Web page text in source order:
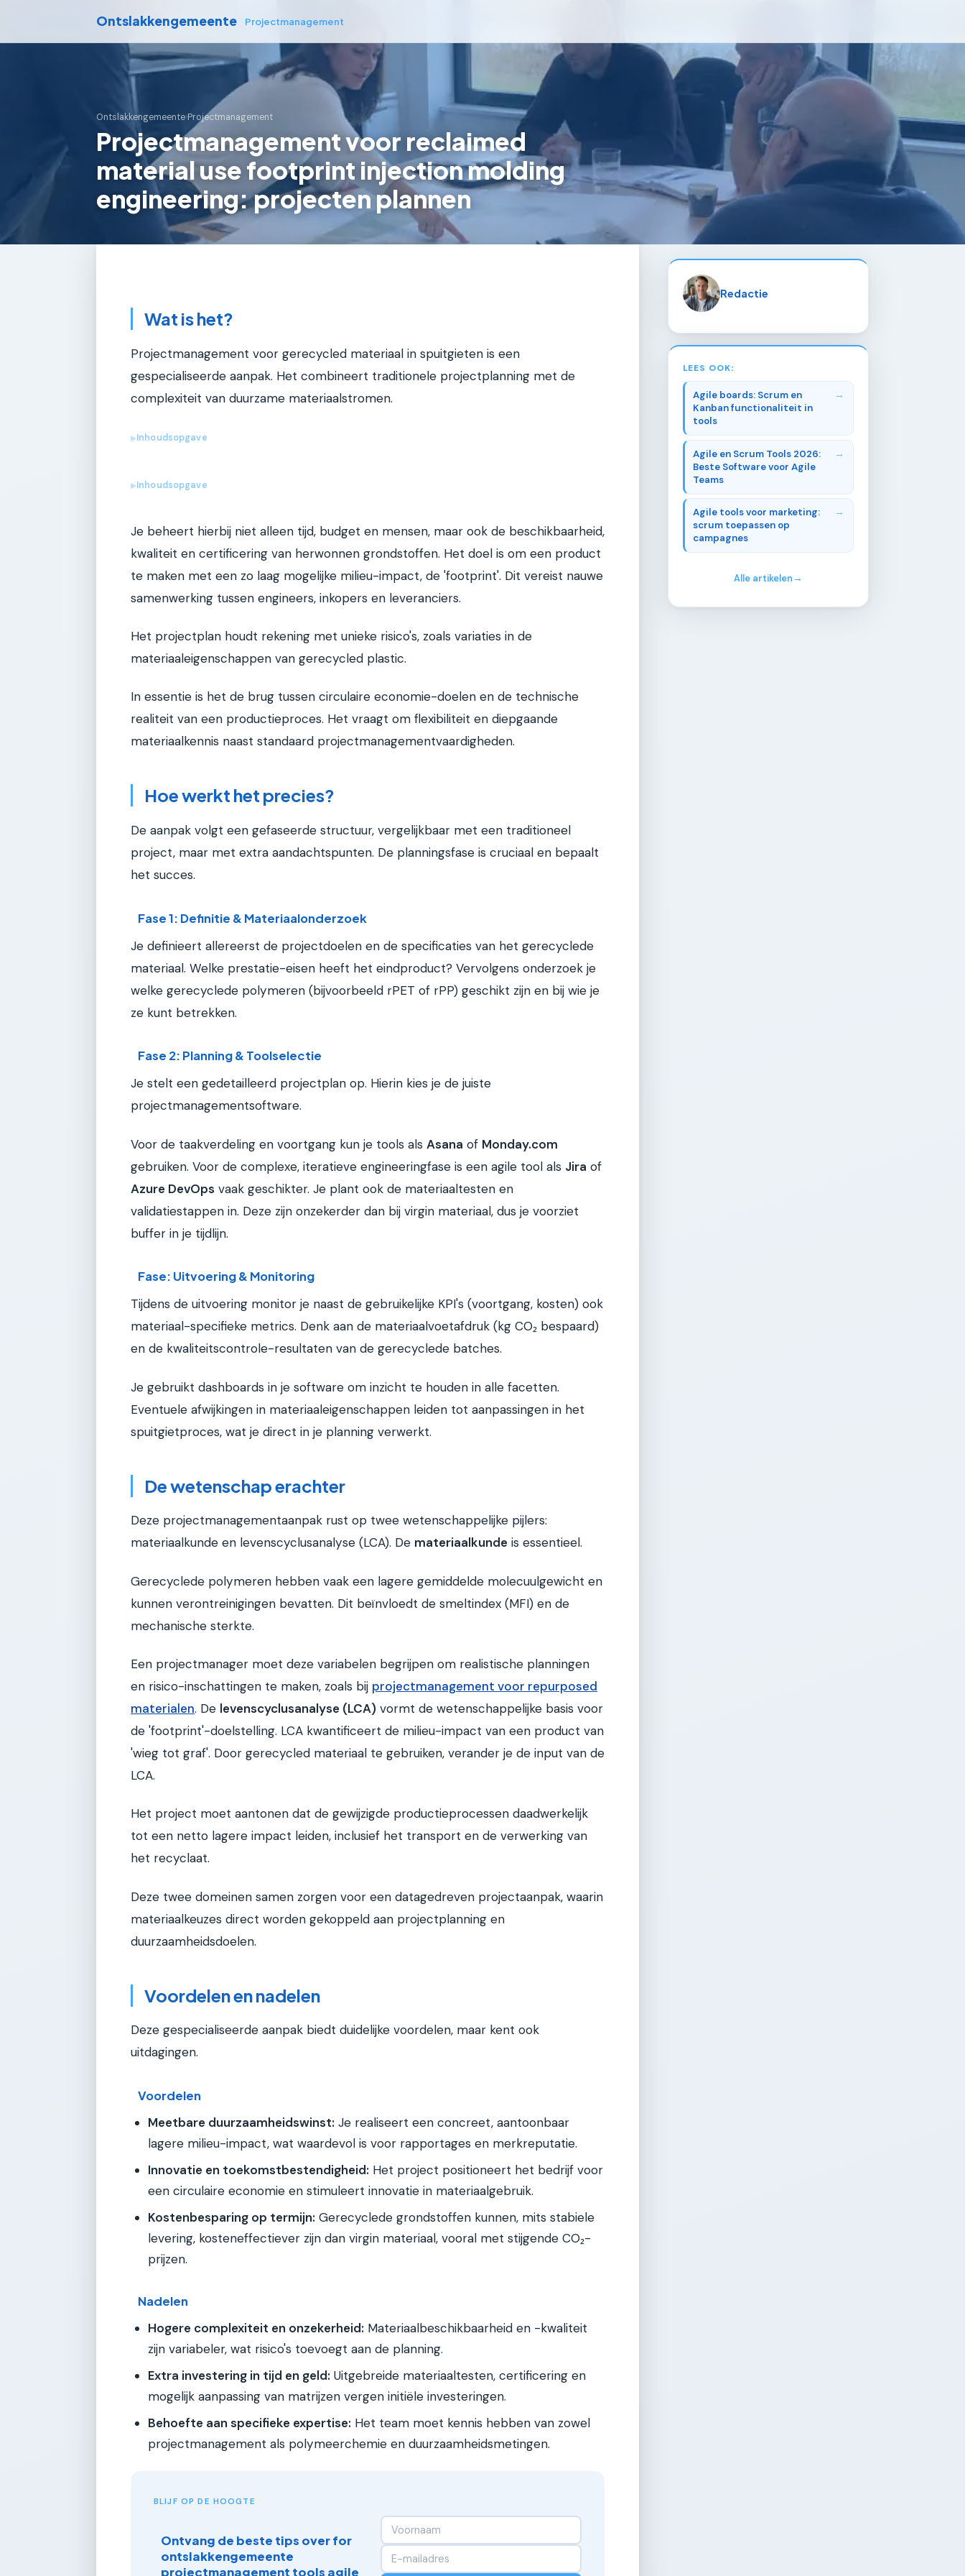
Ontslakkengemeente Projectmanagement
Ontslakkengemeente›Projectmanagement
Projectmanagement voor reclaimed
material use footprint injection molding
engineering: projecten plannen
Wat is het?
Projectmanagement voor gerecycled materiaal in spuitgieten is een
gespecialiseerde aanpak. Het combineert traditionele projectplanning met de
complexiteit van duurzame materiaalstromen.
▶Inhoudsopgave
▶Inhoudsopgave
Je beheert hierbij niet alleen tijd, budget en mensen, maar ook de beschikbaarheid,
kwaliteit en certificering van herwonnen grondstoffen. Het doel is om een product
te maken met een zo laag mogelijke milieu-impact, de 'footprint'. Dit vereist nauwe
samenwerking tussen engineers, inkopers en leveranciers.
Het projectplan houdt rekening met unieke risico's, zoals variaties in de
materiaaleigenschappen van gerecycled plastic.
In essentie is het de brug tussen circulaire economie-doelen en de technische
realiteit van een productieproces. Het vraagt om flexibiliteit en diepgaande
materiaalkennis naast standaard projectmanagementvaardigheden.
Hoe werkt het precies?
De aanpak volgt een gefaseerde structuur, vergelijkbaar met een traditioneel
project, maar met extra aandachtspunten. De planningsfase is cruciaal en bepaalt
het succes.
Fase 1: Definitie & Materiaalonderzoek
Je definieert allereerst de projectdoelen en de specificaties van het gerecyclede
materiaal. Welke prestatie-eisen heeft het eindproduct? Vervolgens onderzoek je
welke gerecyclede polymeren (bijvoorbeeld rPET of rPP) geschikt zijn en bij wie je
ze kunt betrekken.
Fase 2: Planning & Toolselectie
Je stelt een gedetailleerd projectplan op. Hierin kies je de juiste
projectmanagementsoftware.
Voor de taakverdeling en voortgang kun je tools als Asana of Monday.com
gebruiken. Voor de complexe, iteratieve engineeringfase is een agile tool als Jira of
Azure DevOps vaak geschikter. Je plant ook de materiaaltesten en
validatiestappen in. Deze zijn onzekerder dan bij virgin materiaal, dus je voorziet
buffer in je tijdlijn.
Fase: Uitvoering & Monitoring
Tijdens de uitvoering monitor je naast de gebruikelijke KPI's (voortgang, kosten) ook
materiaal-specifieke metrics. Denk aan de materiaalvoetafdruk (kg CO₂ bespaard)
en de kwaliteitscontrole-resultaten van de gerecyclede batches.
Je gebruikt dashboards in je software om inzicht te houden in alle facetten.
Eventuele afwijkingen in materiaaleigenschappen leiden tot aanpassingen in het
spuitgietproces, wat je direct in je planning verwerkt.
De wetenschap erachter
Deze projectmanagementaanpak rust op twee wetenschappelijke pijlers:
materiaalkunde en levenscyclusanalyse (LCA). De materiaalkunde is essentieel.
Gerecyclede polymeren hebben vaak een lagere gemiddelde molecuulgewicht en
kunnen verontreinigingen bevatten. Dit beïnvloedt de smeltindex (MFI) en de
mechanische sterkte.
Een projectmanager moet deze variabelen begrijpen om realistische planningen
en risico-inschattingen te maken, zoals bij projectmanagement voor repurposed
materialen. De levenscyclusanalyse (LCA) vormt de wetenschappelijke basis voor
de 'footprint'-doelstelling. LCA kwantificeert de milieu-impact van een product van
'wieg tot graf'. Door gerecycled materiaal te gebruiken, verander je de input van de
LCA.
Het project moet aantonen dat de gewijzigde productieprocessen daadwerkelijk
tot een netto lagere impact leiden, inclusief het transport en de verwerking van
het recyclaat.
Deze twee domeinen samen zorgen voor een datagedreven projectaanpak, waarin
materiaalkeuzes direct worden gekoppeld aan projectplanning en
duurzaamheidsdoelen.
Voordelen en nadelen
Deze gespecialiseerde aanpak biedt duidelijke voordelen, maar kent ook
uitdagingen.
Voordelen
Meetbare duurzaamheidswinst: Je realiseert een concreet, aantoonbaar
lagere milieu-impact, wat waardevol is voor rapportages en merkreputatie.
Innovatie en toekomstbestendigheid: Het project positioneert het bedrijf voor
een circulaire economie en stimuleert innovatie in materiaalgebruik.
Kostenbesparing op termijn: Gerecyclede grondstoffen kunnen, mits stabiele
levering, kosteneffectiever zijn dan virgin materiaal, vooral met stijgende CO₂-
prijzen.
Nadelen
Hogere complexiteit en onzekerheid: Materiaalbeschikbaarheid en -kwaliteit
zijn variabeler, wat risico's toevoegt aan de planning.
Extra investering in tijd en geld: Uitgebreide materiaaltesten, certificering en
mogelijk aanpassing van matrijzen vergen initiële investeringen.
Behoefte aan specifieke expertise: Het team moet kennis hebben van zowel
projectmanagement als polymeerchemie en duurzaamheidsmetingen.
BLIJF OP DE HOOGTE
Ontvang de beste tips over for
ontslakkengemeente
projectmanagement tools agile
Redactie
LEES OOK:
Agile boards: Scrum en
Kanban functionaliteit in
tools
Agile en Scrum Tools 2026:
Beste Software voor Agile
Teams
Agile tools voor marketing:
scrum toepassen op
campagnes
Alle artikelen